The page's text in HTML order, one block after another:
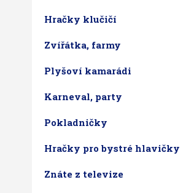
Hračky klučičí
Zvířátka, farmy
Plyšoví kamarádi
Karneval, party
Pokladničky
Hračky pro bystré hlavičky
Znáte z televize